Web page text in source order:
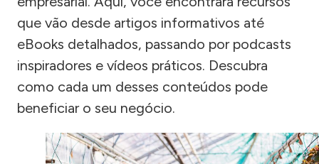
que vão desde artigos informativos até
eBooks detalhados, passando por podcasts
inspiradores e vídeos práticos. Descubra
como cada um desses conteúdos pode
beneficiar o seu negócio.